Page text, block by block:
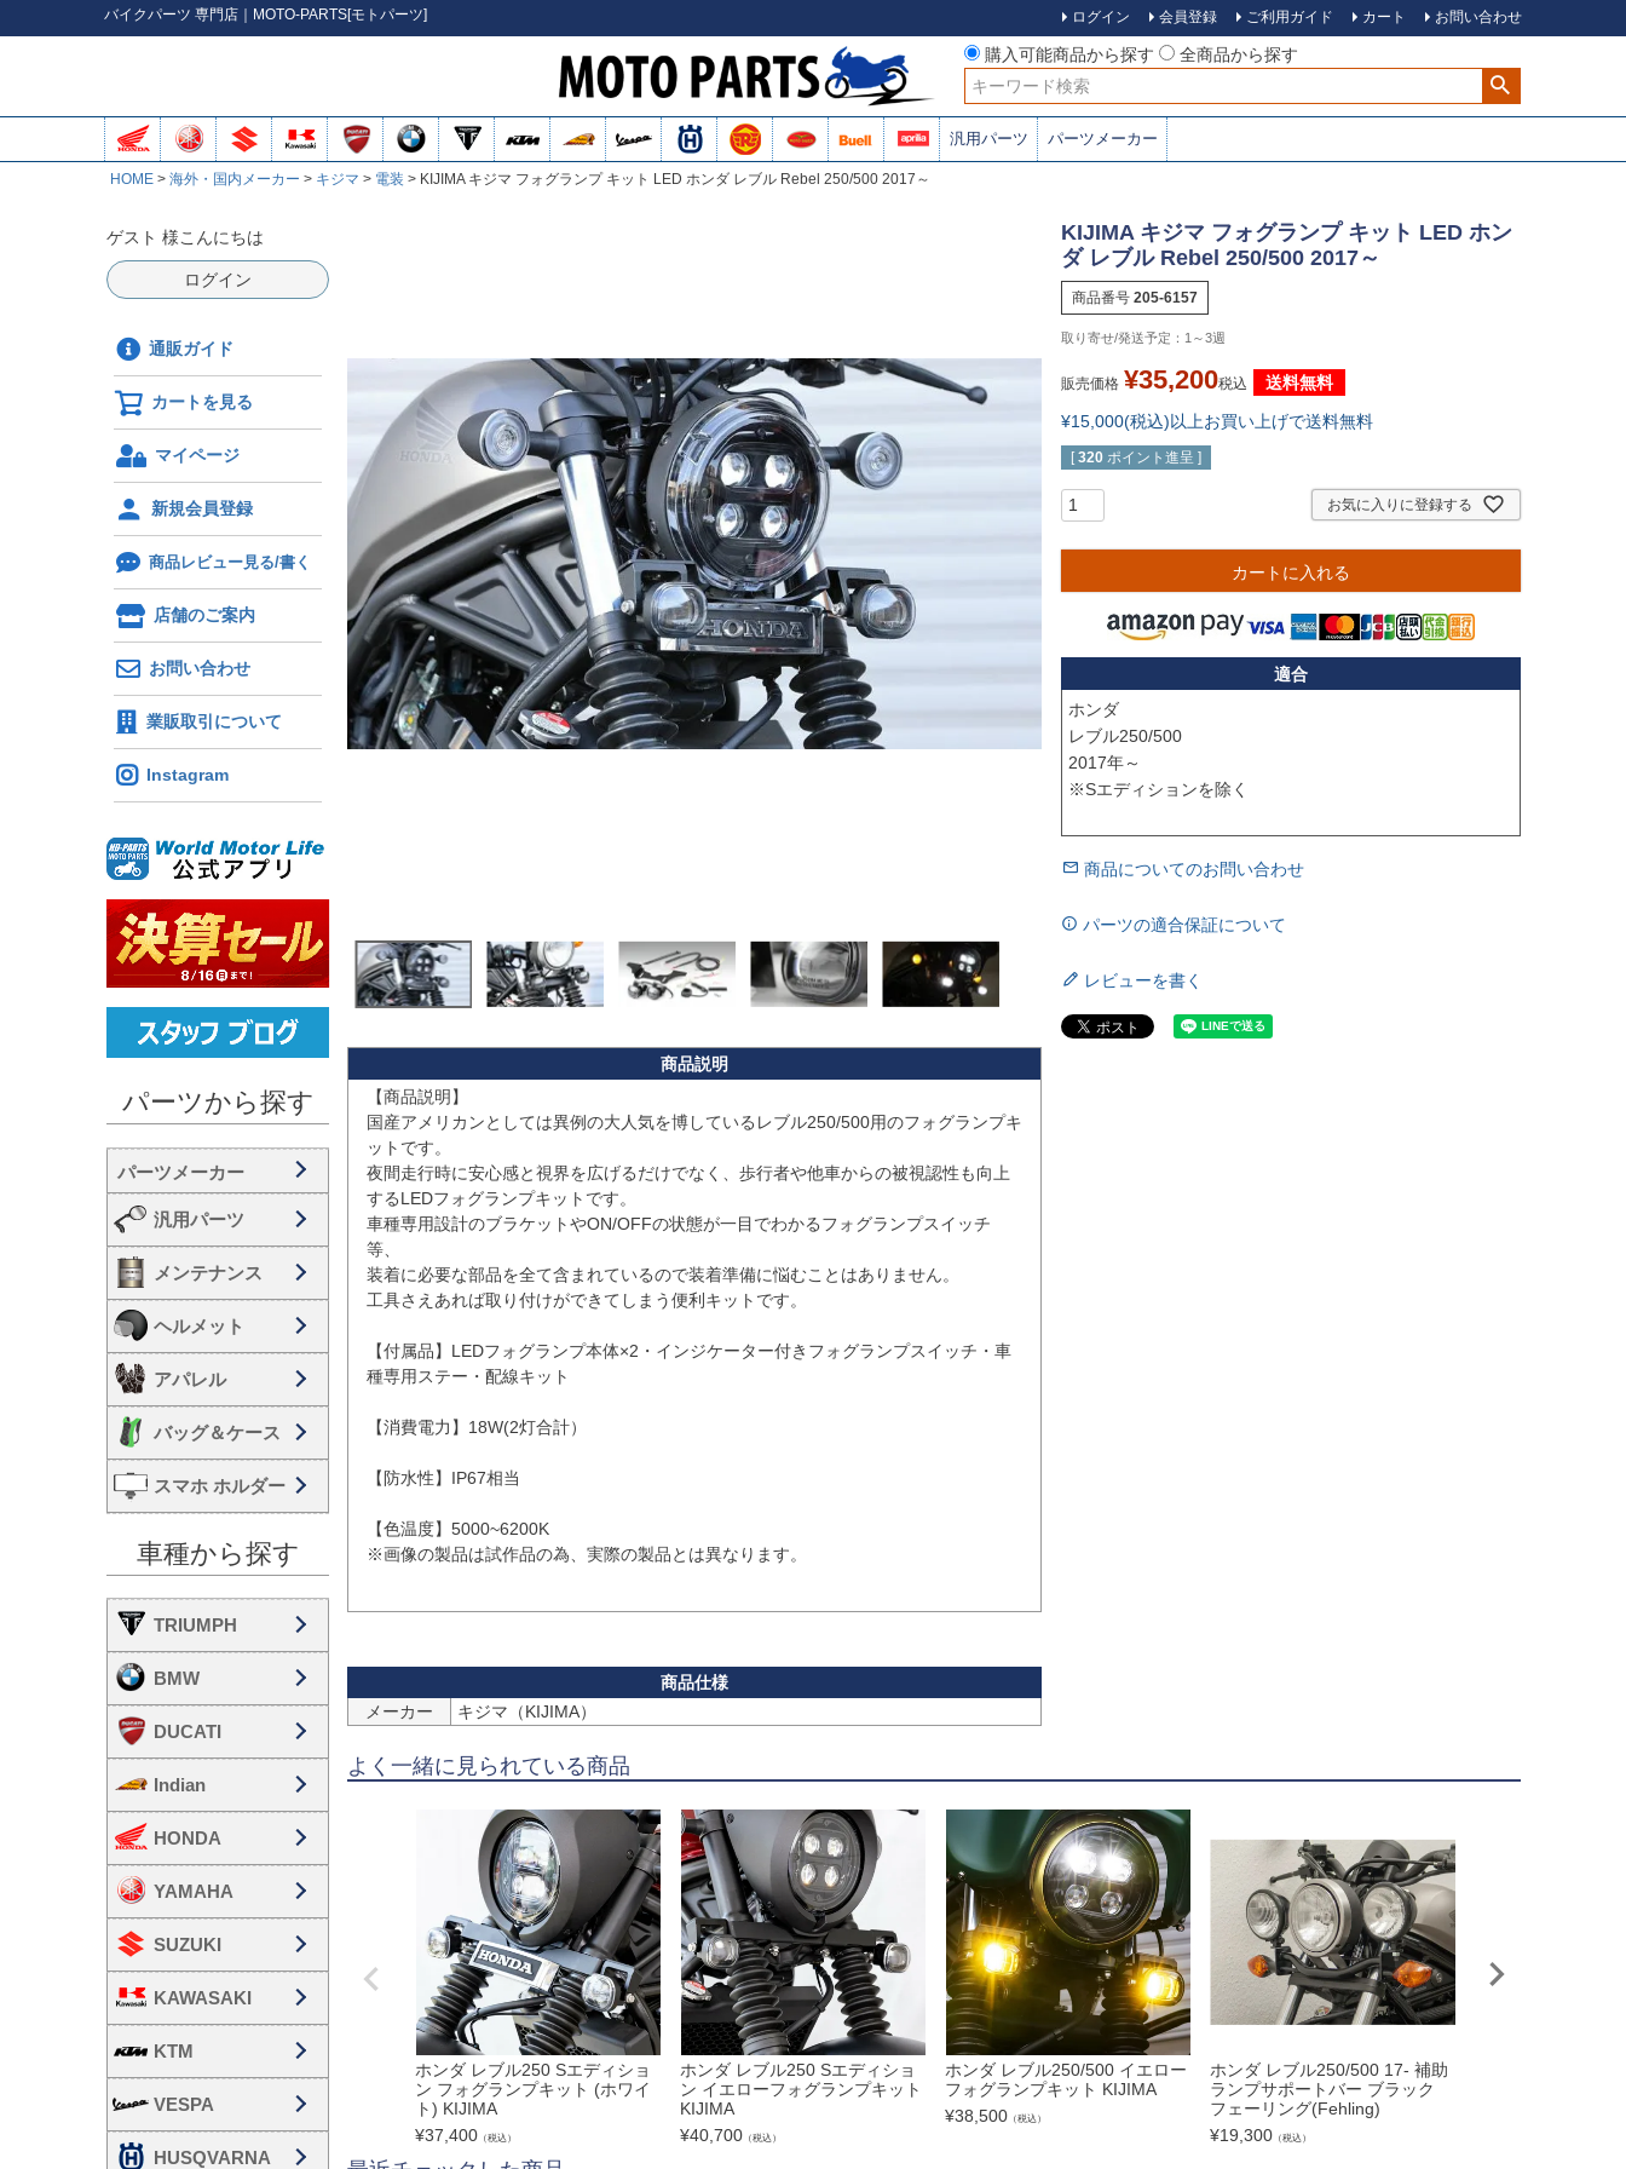
バイクパーツ 専門店｜MOTO-PARTS[モトパーツ] ログイン 会員登録 ご利用ガイド カート お問い合わせ
購入可能商品から探す
全商品から探す
検索
汎用パーツ パーツメーカー
HOME 海外・国内メーカー キジマ 電装 KIJIMA キジマ フォグランプ キット LED ホンダ レブル Rebel 250/500 2017～
ゲスト 様こんにちは
ログイン
通販ガイド
カートを見る
マイページ
新規会員登録
商品レビュー見る/書く
店舗のご案内
お問い合わせ
業販取引について
Instagram
パーツから探す
汎用パーツ
メンテナンス
ヘルメット
アパレル
バッグ＆ケース
スマホ ホルダー
車種から探す
TRIUMPH
BMW
DUCATI
Indian
HONDA
YAMAHA
SUZUKI
KAWASAKI
KTM
VESPA
HUSQVARNA
【商品説明】
国産アメリカンとしては異例の大人気を博しているレブル250/500用のフォグランプキ
ットです。
夜間走行時に安心感と視界を広げるだけでなく、歩行者や他車からの被視認性も向上
するLEDフォグランプキットです。
車種専用設計のブラケットやON/OFFの状態が一目でわかるフォグランプスイッチ
等、
装着に必要な部品を全て含まれているので装着準備に悩むことはありません。
工具さえあれば取り付けができてしまう便利キットです。
【付属品】LEDフォグランプ本体×2・インジケーター付きフォグランプスイッチ・車
種専用ステー・配線キット
【消費電力】18W(2灯合計）
【防水性】IP67相当
【色温度】5000~6200K
※画像の製品は試作品の為、実際の製品とは異なります。
メーカー キジマ（KIJIMA）
KIJIMA キジマ フォグランプ キット LED ホン
ダ レブル Rebel 250/500 2017～
商品番号 205-6157
1～3週
販売価格 ¥35,200税込
送料無料
¥15,000(税込)以上お買い上げで送料無料
[ 320 ポイント進呈 ]
お気に入りに登録する
カートに入れる
適合
ホンダ
レブル250/500
2017年～
※Sエディションを除く
商品についてのお問い合わせ
パーツの適合保証について
レビューを書く
よく一緒に見られている商品
ホンダ レブル250 Sエディショ
ン フォグランプキット (ホワイ
ト) KIJIMA
¥37,400 （税込）
ホンダ レブル250 Sエディショ
ン イエローフォグランプキット
KIJIMA
¥40,700 （税込）
ホンダ レブル250/500 イエロー
フォグランプキット KIJIMA
¥38,500 （税込）
ホンダ レブル250/500 17- 補助
ランプサポートバー ブラック
フェーリング(Fehling)
¥19,300 （税込）